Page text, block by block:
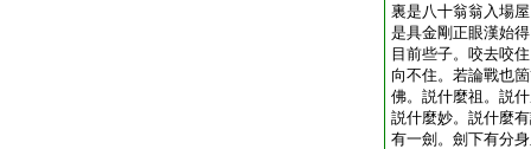
裏是八十翁翁入場
是具金剛正眼漢始
目前些子。咬去咬
向不住。若論戰也
佛。説什麼祖。説
説什麼妙。説什麼
有一劍。劍下有分